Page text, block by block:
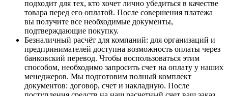
подходит для тех, кто хочет лично убедиться в качестве
товара перед его оплатой. После совершения платежа
вы получите все необходимые документы,
подтверждающие покупку.
Безналичный расчёт для компаний: для организаций и
предпринимателей доступна возможность оплаты через
банковский перевод. Чтобы воспользоваться этим
способом, необходимо запросить счет на оплату у наших
менеджеров. Мы подготовим полный комплект
документов: договор, счет и накладную. После